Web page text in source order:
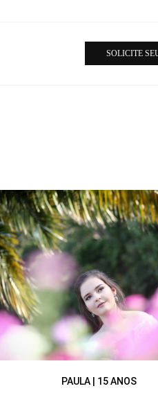
SOLICITE
PAULA | 15 ANOS